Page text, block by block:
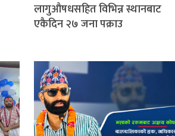
लागुऔषधसहित विभिन्न स्थानबाट
एकैदिन २७ जना पक्राउ